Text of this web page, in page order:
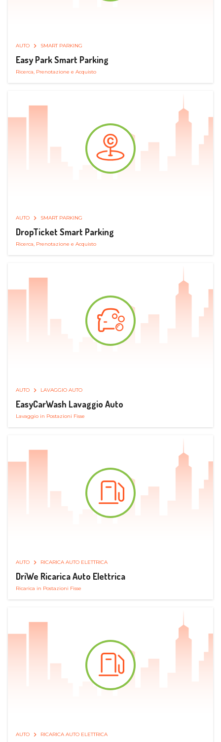
AUTO SMART PARKING
Easy Park Smart Parking
Ricerca, Prenotazione e Acquisto
AUTO SMART PARKING
DropTicket Smart Parking
Ricerca, Prenotazione e Acquisto
AUTO LAVAGGIO AUTO
EasyCarWash Lavaggio Auto
Lavaggio in Postazioni Fisse
AUTO RICARICA AUTO ELETTRICA
DriWe Ricarica Auto Elettrica
Ricarica in Postazioni Fisse
AUTO RICARICA AUTO ELETTRICA